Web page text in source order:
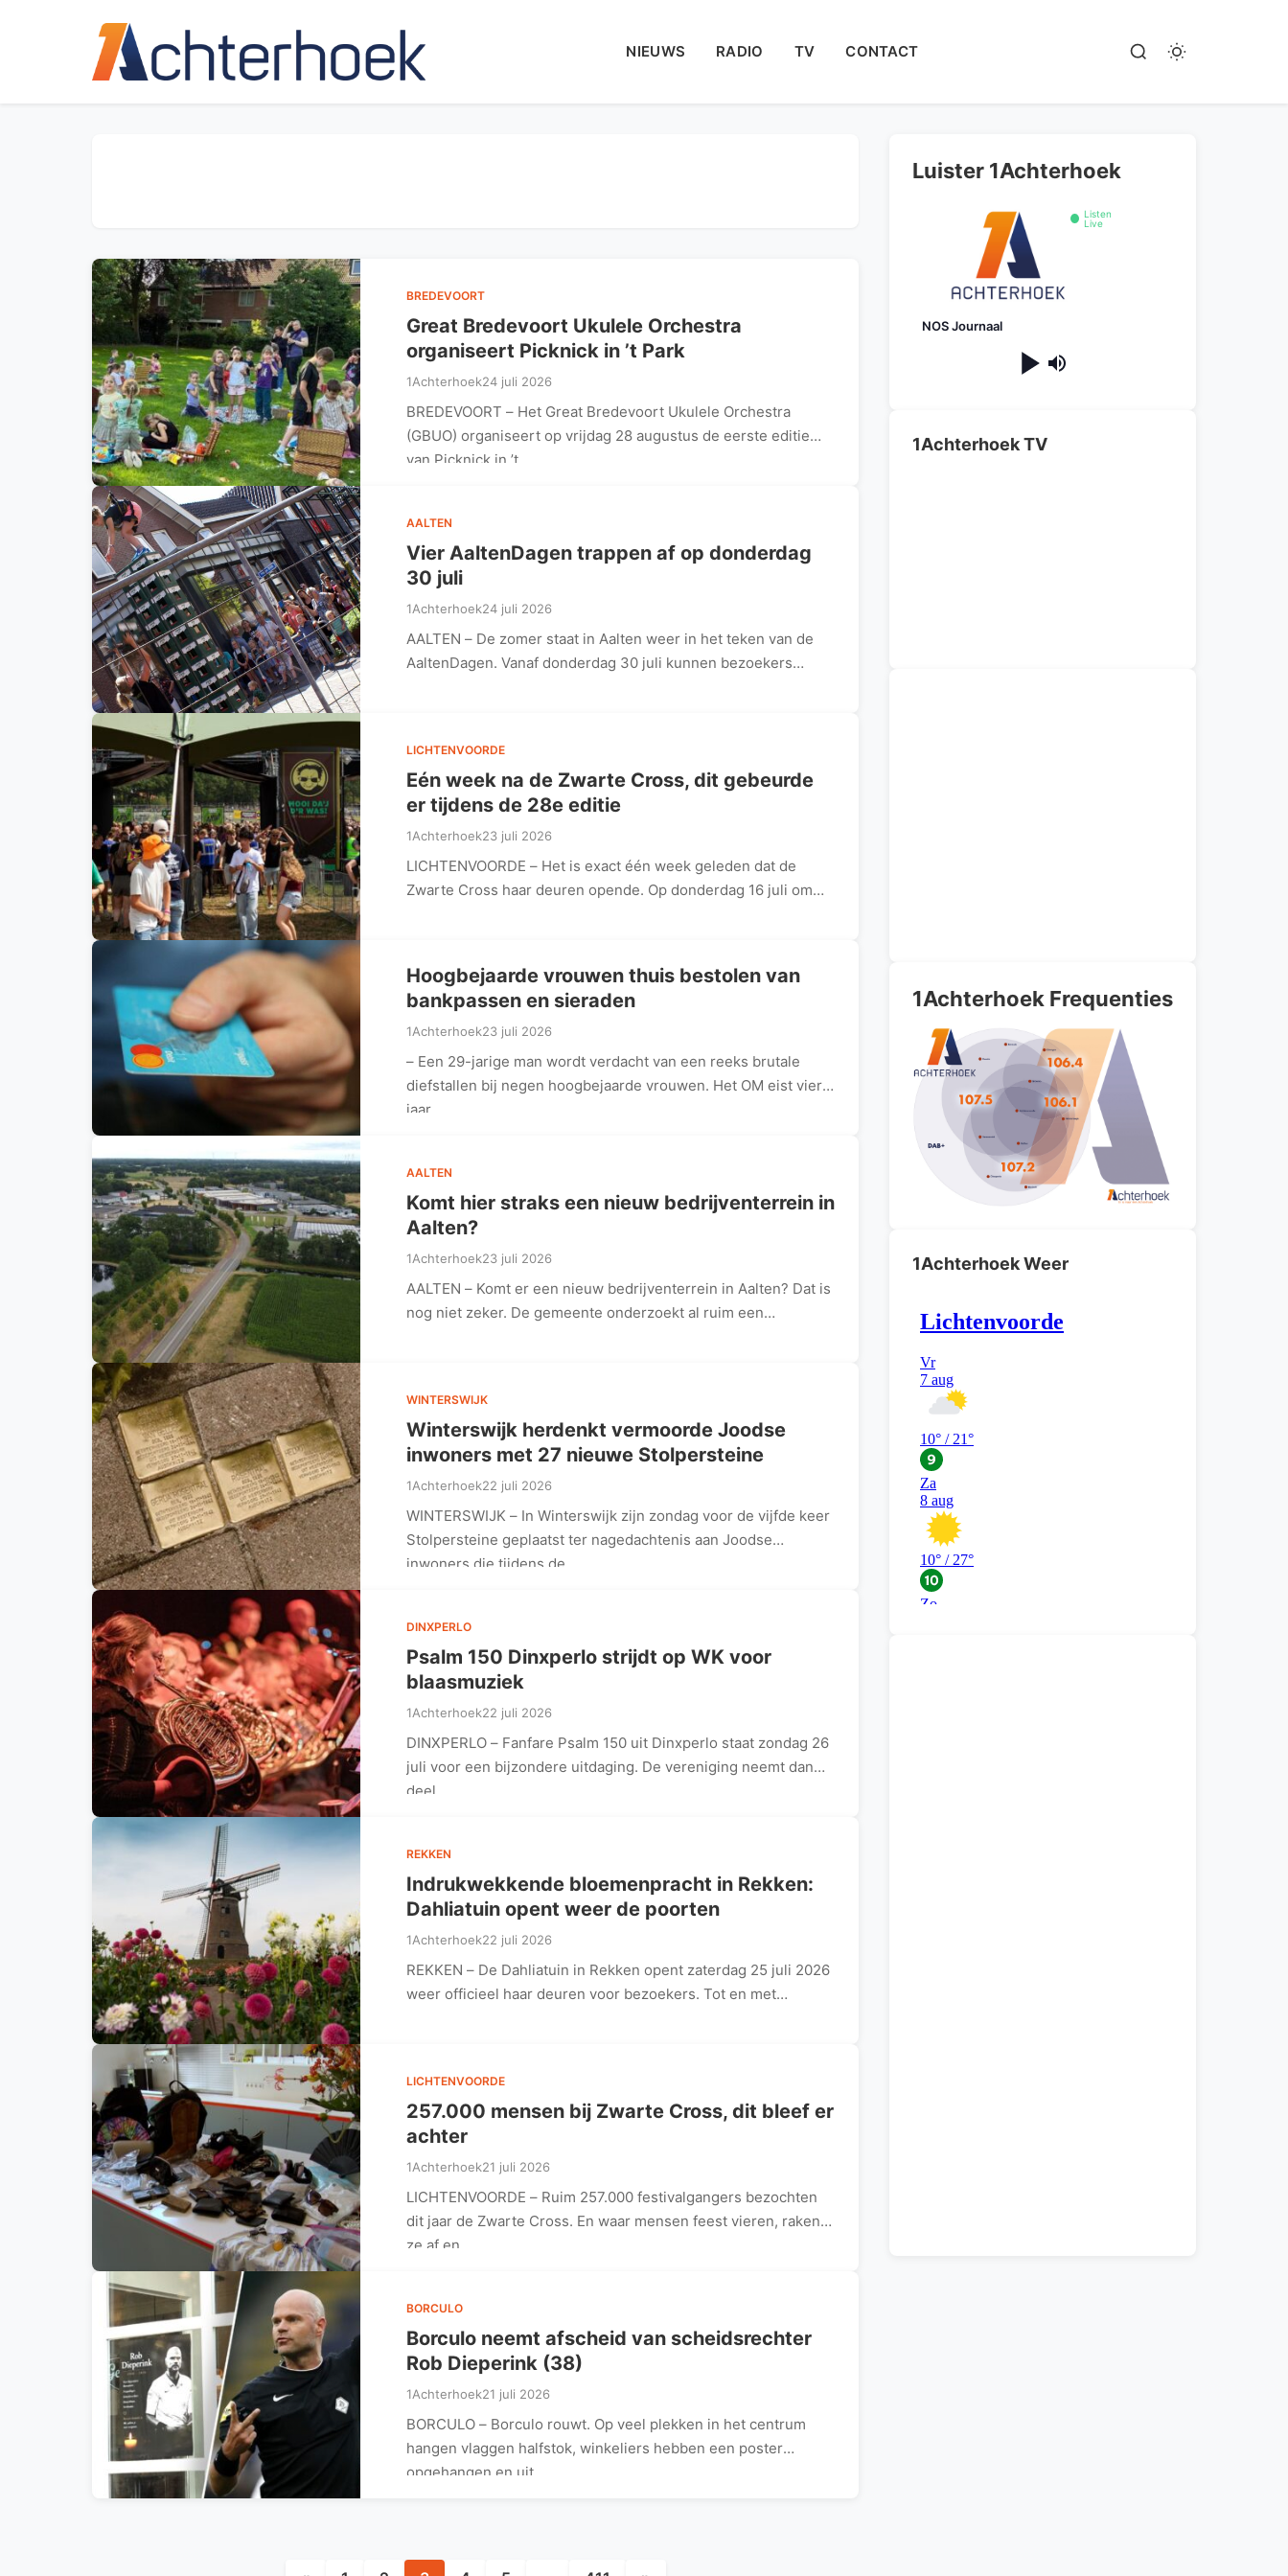
NIEUWS RADIO TV CONTACT
BREDEVOORT
Great Bredevoort Ukulele Orchestra
organiseert Picknick in ’t Park
1Achterhoek24 juli 2026
BREDEVOORT – Het Great Bredevoort Ukulele Orchestra
(GBUO) organiseert op vrijdag 28 augustus de eerste editie
van Picknick in ’t…
AALTEN
Vier AaltenDagen trappen af op donderdag
30 juli
1Achterhoek24 juli 2026
AALTEN – De zomer staat in Aalten weer in het teken van de
AaltenDagen. Vanaf donderdag 30 juli kunnen bezoekers…
LICHTENVOORDE
Eén week na de Zwarte Cross, dit gebeurde
er tijdens de 28e editie
1Achterhoek23 juli 2026
LICHTENVOORDE – Het is exact één week geleden dat de
Zwarte Cross haar deuren opende. Op donderdag 16 juli om…
Hoogbejaarde vrouwen thuis bestolen van
bankpassen en sieraden
1Achterhoek23 juli 2026
– Een 29-jarige man wordt verdacht van een reeks brutale
diefstallen bij negen hoogbejaarde vrouwen. Het OM eist vier
jaar…
AALTEN
Komt hier straks een nieuw bedrijventerrein in
Aalten?
1Achterhoek23 juli 2026
AALTEN – Komt er een nieuw bedrijventerrein in Aalten? Dat is
nog niet zeker. De gemeente onderzoekt al ruim een…
WINTERSWIJK
Winterswijk herdenkt vermoorde Joodse
inwoners met 27 nieuwe Stolpersteine
1Achterhoek22 juli 2026
WINTERSWIJK – In Winterswijk zijn zondag voor de vijfde keer
Stolpersteine geplaatst ter nagedachtenis aan Joodse
inwoners die tijdens de…
DINXPERLO
Psalm 150 Dinxperlo strijdt op WK voor
blaasmuziek
1Achterhoek22 juli 2026
DINXPERLO – Fanfare Psalm 150 uit Dinxperlo staat zondag 26
juli voor een bijzondere uitdaging. De vereniging neemt dan
deel…
REKKEN
Indrukwekkende bloemenpracht in Rekken:
Dahliatuin opent weer de poorten
1Achterhoek22 juli 2026
REKKEN – De Dahliatuin in Rekken opent zaterdag 25 juli 2026
weer officieel haar deuren voor bezoekers. Tot en met…
LICHTENVOORDE
257.000 mensen bij Zwarte Cross, dit bleef er
achter
1Achterhoek21 juli 2026
LICHTENVOORDE – Ruim 257.000 festivalgangers bezochten
dit jaar de Zwarte Cross. En waar mensen feest vieren, raken
ze af en…
BORCULO
Borculo neemt afscheid van scheidsrechter
Rob Dieperink (38)
1Achterhoek21 juli 2026
BORCULO – Borculo rouwt. Op veel plekken in het centrum
hangen vlaggen halfstok, winkeliers hebben een poster
opgehangen en uit…
Luister 1Achterhoek
Listen
Live
NOS Journaal
1Achterhoek TV
1Achterhoek Frequenties
1Achterhoek Weer